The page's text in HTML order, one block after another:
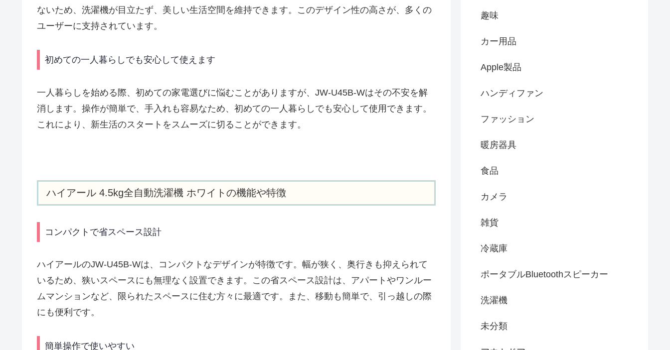
ないため、洗濯機が目立たず、美しい生活空間を維持できます。このデザイン性の高さが、多くの
ユーザーに支持されています。
初めての一人暮らしでも安心して使えます
一人暮らしを始める際、初めての家電選びに悩むことがありますが、JW-U45B-Wはその不安を解
消します。操作が簡単で、手入れも容易なため、初めての一人暮らしでも安心して使用できます。
これにより、新生活のスタートをスムーズに切ることができます。
ハイアール 4.5kg全自動洗濯機 ホワイトの機能や特徴
コンパクトで省スペース設計
ハイアールのJW-U45B-Wは、コンパクトなデザインが特徴です。幅が狭く、奥行きも抑えられて
いるため、狭いスペースにも無理なく設置できます。この省スペース設計は、アパートやワンルー
ムマンションなど、限られたスペースに住む方々に最適です。また、移動も簡単で、引っ越しの際
にも便利です。
簡単操作で使いやすい
趣味
カー用品
Apple製品
ハンディファン
ファッション
暖房器具
食品
カメラ
雑貨
冷蔵庫
ポータブルBluetoothスピーカー
洗濯機
未分類